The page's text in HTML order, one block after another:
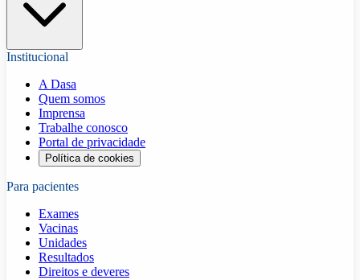
Institucional
A Dasa
Quem somos
Imprensa
Trabalhe conosco
Portal de privacidade
Política de cookies
Para pacientes
Exames
Vacinas
Unidades
Resultados
Direitos e deveres